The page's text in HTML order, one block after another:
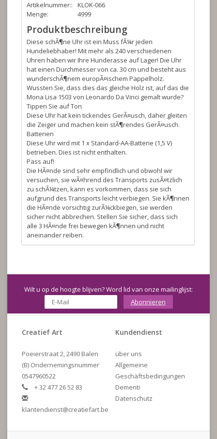
Artikelnummer::
KLOK-066
Menge:
4999
Produktbeschreibung
Diese schÃ¶ne Uhr ist ein Muss fÃ¼r jeden
Hundeliebhaber! Mit mehr als 240 verschiedenen
Uhren haben wir Ihre Hunderasse auf Lager! Die Uhr
hat einen Durchmesser von ca. 30 cm und besteht aus
wunderschÃ¶nem europÃ¤ischem Pappelholz.
Wussten Sie, dass dies das gleiche Holz ist, auf das die
Mona Lisa 1503 von Leonardo Da Vinci gemalt wurde?
Tippen Sie auf Ton
Diese Uhr hat kein tickendes GerÃ¤usch, daher gleiten
die Zeiger und machen kein stÃ¶rendes GerÃ¤usch.
Batterien
Diese Uhr wird mit 1 x Standard-AA-Batterie (1,5 V)
betrieben. Dies ist nicht enthalten.
Pass auf!
Die HÃ¤nde sind sehr empfindlich und obwohl wir
versuchen, sie wÃ¤hrend des Transports zusÃ¤tzlich
zu schÃ¼tzen, kann es vorkommen, dass sie sich
aufgrund des Transports leicht verbiegen. Sie kÃ¶nnen
die HÃ¤nde vorsichtig zurÃ¼ckbiegen, sie werden
sicher nicht abbrechen. Stellen Sie sicher, dass sich
alle 3 HÃ¤nde frei bewegen kÃ¶nnen und nicht
aneinander reiben.
Wilt u op de hoogte blijven? Word lid van onze mailinglijst:
Abonnieren
Creatief Art
Poeierstraat 2, 2490 Balen
(B) Ondernemingsnummer
0547960522
+ 32 477 26 52 83
klantendienst@creatiefart.be
Kundendienst
über uns
Allgemeine
Geschäftsbedingungen
Dementi
Datenschutz